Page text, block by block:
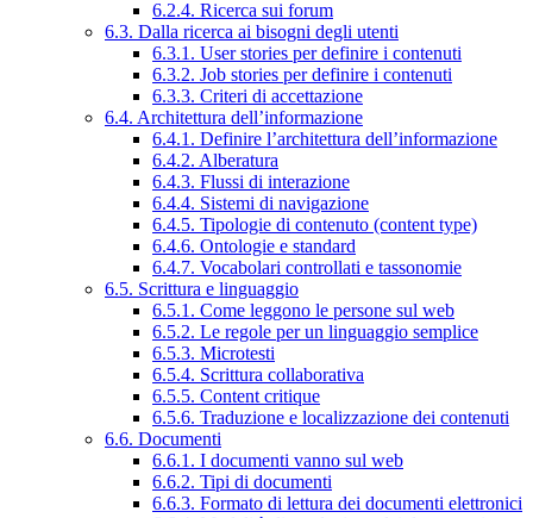
6.2.4. Ricerca sui forum
6.3. Dalla ricerca ai bisogni degli utenti
6.3.1. User stories per definire i contenuti
6.3.2. Job stories per definire i contenuti
6.3.3. Criteri di accettazione
6.4. Architettura dell’informazione
6.4.1. Definire l’architettura dell’informazione
6.4.2. Alberatura
6.4.3. Flussi di interazione
6.4.4. Sistemi di navigazione
6.4.5. Tipologie di contenuto (content type)
6.4.6. Ontologie e standard
6.4.7. Vocabolari controllati e tassonomie
6.5. Scrittura e linguaggio
6.5.1. Come leggono le persone sul web
6.5.2. Le regole per un linguaggio semplice
6.5.3. Microtesti
6.5.4. Scrittura collaborativa
6.5.5. Content critique
6.5.6. Traduzione e localizzazione dei contenuti
6.6. Documenti
6.6.1. I documenti vanno sul web
6.6.2. Tipi di documenti
6.6.3. Formato di lettura dei documenti elettronici